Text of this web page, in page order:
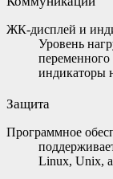
ЖК-дисплей и
Уровень
индикаторы
Защита
Программное
Linux, Unix,